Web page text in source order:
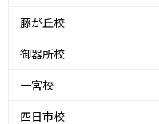
藤が丘校
御器所校
一宮校
四日市校